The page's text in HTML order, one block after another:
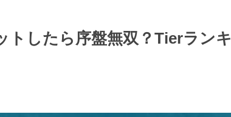
トしたら序盤無双？Tierランキ